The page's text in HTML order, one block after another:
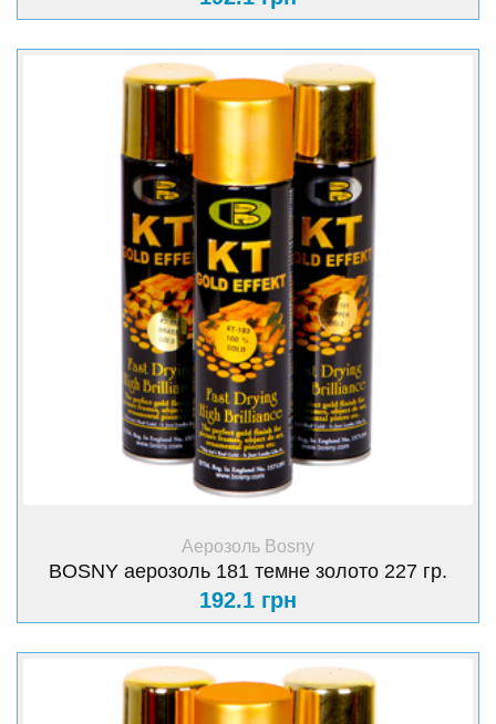
+ Купити
Аерозоль Bosny
BOSNY аерозоль 181 темне золото 227 гр.
192.1 грн